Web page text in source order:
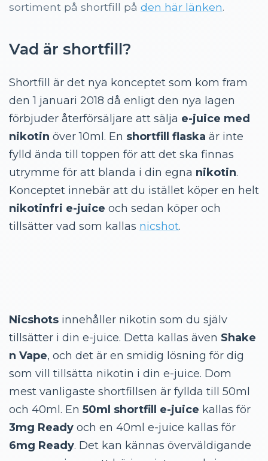
sortiment på shortfill på den här länken.
Vad är shortfill?
Shortfill är det nya konceptet som kom fram
den 1 januari 2018 då enligt den nya lagen
förbjuder återförsäljare att sälja e-juice med
nikotin över 10ml. En shortfill flaska är inte
fylld ända till toppen för att det ska finnas
utrymme för att blanda i din egna nikotin.
Konceptet innebär att du istället köper en helt
nikotinfri e-juice och sedan köper och
tillsätter vad som kallas nicshot.
Nicshots innehåller nikotin som du själv
tillsätter i din e-juice. Detta kallas även Shake
n Vape, och det är en smidig lösning för dig
som vill tillsätta nikotin i din e-juice. Dom
mest vanligaste shortfillsen är fyllda till 50ml
och 40ml. En 50ml shortfill e-juice kallas för
3mg Ready och en 40ml e-juice kallas för
6mg Ready. Det kan kännas överväldigande